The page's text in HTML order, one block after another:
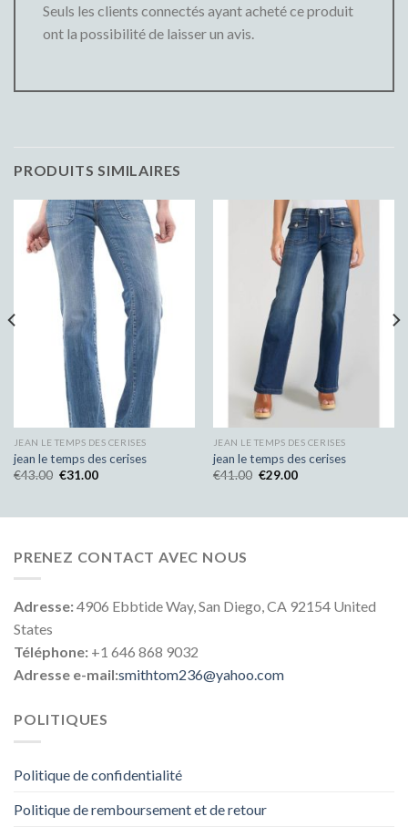
Seuls les clients connectés ayant acheté ce produit
ont la possibilité de laisser un avis.
PRODUITS SIMILAIRES
JEAN LE TEMPS DES CERISES
jean le temps des cerises
€43.00 €31.00
JEAN LE TEMPS DES CERISES
jean le temps des cerises
€41.00 €29.00
PRENEZ CONTACT AVEC NOUS
Adresse:4906 Ebbtide Way, San Diego, CA 92154 United
States
Téléphone: +1 646 868 9032
Adresse e-mail:smithtom236@yahoo.com
POLITIQUES
Politique de confidentialité
Politique de remboursement et de retour